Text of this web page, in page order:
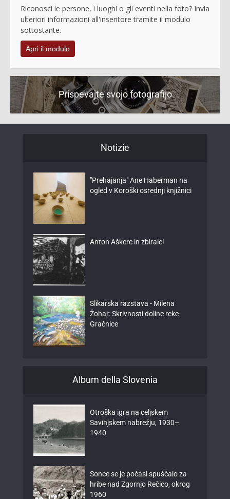
Riconosci le persone, i luoghi o gli eventi nella foto? Invia
ulteriori informazioni all'inseritore tramite il modulo
sottostante.
Apri il modulo
Prispevajte svojo fotografijo
Notizie
"Prehajanja" Ane Haberman na
ogled v Koroški osrednji knjižnici
Anton Aškerc in zbiralci
Slikarska razstava - Milena
Žohar: Skrivnosti doline reke
Gračnice
Album della Slovenia
Otroška igra na celjskem
Savinjskem nabrežju, 1930–
1940
Sonce se je počasi spuščalo za
hribe nad Zgornjo Rečico, okrog
1960